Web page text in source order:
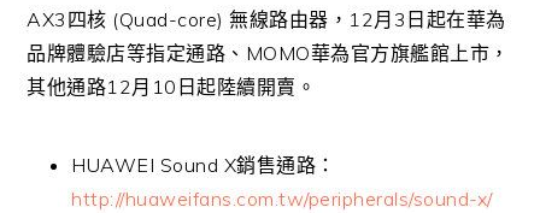
AX3四核 (Quad-core) 無線路由器，12月3日起在華為
品牌體驗店等指定通路、MOMO華為官方旗艦館上市，
其他通路12月10日起陸續開賣。
HUAWEI Sound X銷售通路：
http://huaweifans.com.tw/peripherals/sound-x/